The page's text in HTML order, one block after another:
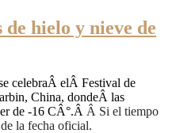
hielo y nieve de
celebraÂ elÂ Festival de
China, dondeÂ las
de -16 CÂ°.Â Â Si el tiempo
la fecha oficial.